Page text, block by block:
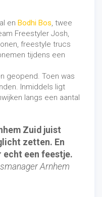
en Bodhi Bos, twee
Freestyler Josh,
freestyle trucs
tijdens een
geopend. Toen was
Inmiddels ligt
langs een aantal
Zuid juist
zetten. En
echt een feestje.
Arnhem